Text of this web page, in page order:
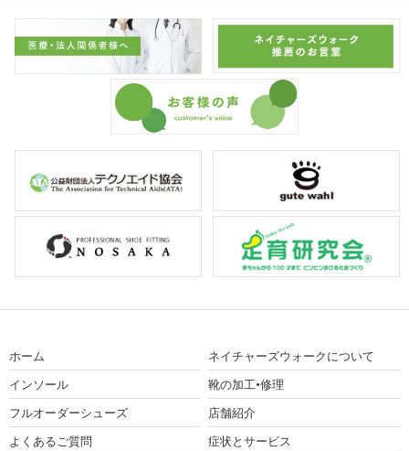
ホーム
ネイチャーズウォークについて
インソール
靴の加工•修理
フルオーダーシューズ
店舗紹介
よくあるご質問
症状とサービス